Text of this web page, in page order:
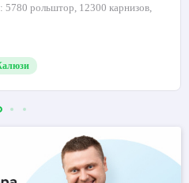
рольштор, 12300 карнизов,